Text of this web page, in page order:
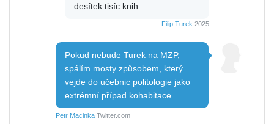
desítek tisíc knih.
Filip Turek 2025
Pokud nebude Turek na MZP,
spálím mosty způsobem, který
vejde do učebnic politologie jako
extrémní případ kohabitace.
Petr Macinka Twitter.com